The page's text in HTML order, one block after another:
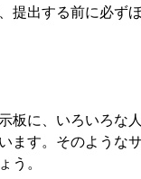
提出する前に必ず
板に、いろいろな
ます。そのような
う。